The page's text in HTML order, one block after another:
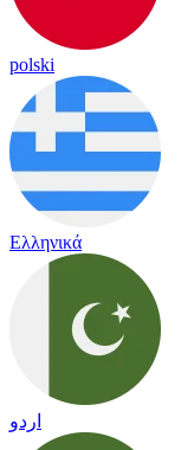
polski
Ελληνικά
اردو